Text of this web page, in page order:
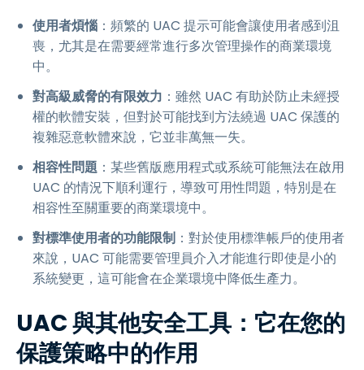
使用者煩惱 ：頻繁的 UAC 提示可能會讓使用者感到沮
喪，尤其是在需要經常進行多次管理操作的商業環境
中。
對高級威脅的有限效力 ：雖然 UAC 有助於防止未經授
權的軟體安裝，但對於可能找到方法繞過 UAC 保護的
複雜惡意軟體來說，它並非萬無一失。
相容性問題 ：某些舊版應用程式或系統可能無法在啟用
UAC 的情況下順利運行，導致可用性問題，特別是在
相容性至關重要的商業環境中。
對標準使用者的功能限制 ：對於使用標準帳戶的使用者
來說，UAC 可能需要管理員介入才能進行即使是小的
系統變更，這可能會在企業環境中降低生產力。
UAC 與其他安全工具：它在您的
保護策略中的作用